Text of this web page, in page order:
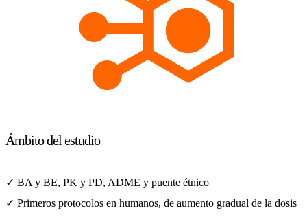
Ámbito del estudio
✓ BA y BE, PK y PD, ADME y puente étnico
✓ Primeros protocolos en humanos, de aumento gradual de la dosis